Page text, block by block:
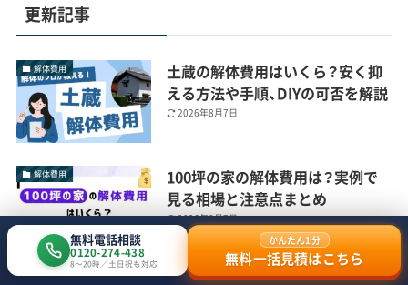
更新記事
解体費用
土蔵の解体費用はいくら？安く抑
える方法や手順、DIYの可否を解説
2026年8月7日
解体費用
100坪の家の解体費用は？実例で
見る相場と注意点まとめ
2026年8月7日
解体費用
無料電話相談
0120-274-438
8〜20時／土日祝も対応
かんたん1分
無料一括見積はこちら